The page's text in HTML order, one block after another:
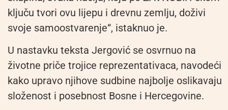
ključu tvori ovu lijepu i drevnu zemlju, doživi
svoje samoostvarenje“, istaknuo je.
U nastavku teksta Jergović se osvrnuo na
životne priče trojice reprezentativaca, navodeći
kako upravo njihove sudbine najbolje oslikavaju
složenost i posebnost Bosne i Hercegovine.